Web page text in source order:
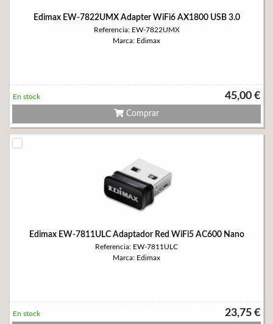
Edimax EW-7822UMX Adapter WiFi6 AX1800 USB 3.0
Referencia: EW-7822UMX
Marca: Edimax
45,00 €
En stock
Comprar
Edimax EW-7811ULC Adaptador Red WiFi5 AC600 Nano
Referencia: EW-7811ULC
Marca: Edimax
23,75 €
En stock